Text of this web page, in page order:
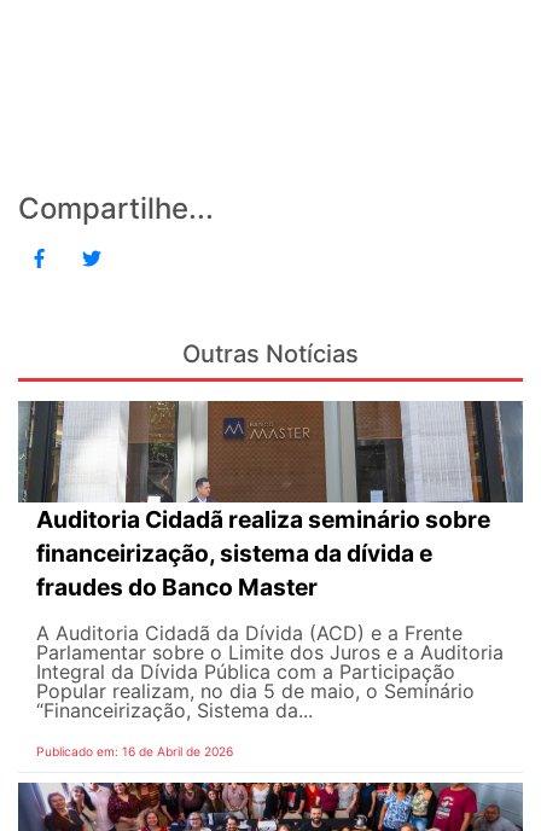
Compartilhe...
Outras Notícias
Auditoria Cidadã realiza seminário sobre
financeirização, sistema da dívida e
fraudes do Banco Master
A Auditoria Cidadã da Dívida (ACD) e a Frente
Parlamentar sobre o Limite dos Juros e a Auditoria
Integral da Dívida Pública com a Participação
Popular realizam, no dia 5 de maio, o Seminário
“Financeirização, Sistema da...
Publicado em: 16 de Abril de 2026